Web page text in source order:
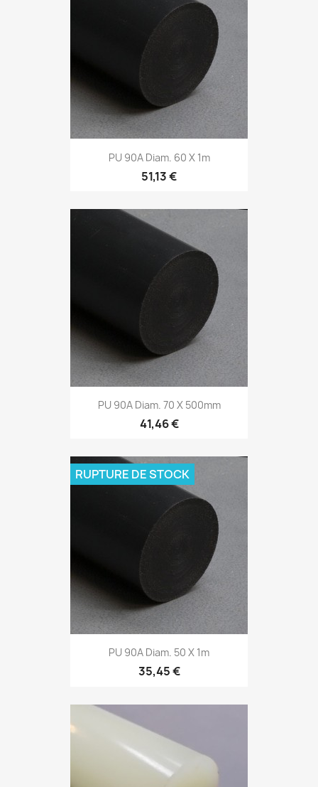
PU 90A Diam. 60 X 1m
51,13 €
PU 90A Diam. 70 X 500mm
41,46 €
PU 90A Diam. 50 X 1m
35,45 €
RUPTURE DE STOCK